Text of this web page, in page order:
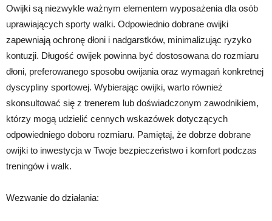
Owijki są niezwykle ważnym elementem wyposażenia dla osób
uprawiających sporty walki. Odpowiednio dobrane owijki
zapewniają ochronę dłoni i nadgarstków, minimalizując ryzyko
kontuzji. Długość owijek powinna być dostosowana do rozmiaru
dłoni, preferowanego sposobu owijania oraz wymagań konkretnej
dyscypliny sportowej. Wybierając owijki, warto również
skonsultować się z trenerem lub doświadczonym zawodnikiem,
którzy mogą udzielić cennych wskazówek dotyczących
odpowiedniego doboru rozmiaru. Pamiętaj, że dobrze dobrane
owijki to inwestycja w Twoje bezpieczeństwo i komfort podczas
treningów i walk.
Wezwanie do działania: